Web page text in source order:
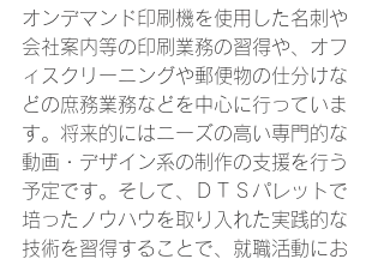
オンデマンド印刷機を使用した名刺や
会社案内等の印刷業務の習得や、オフ
ィスクリーニングや郵便物の仕分けな
どの庶務業務などを中心に行っていま
す。将来的にはニーズの高い専門的な
動画・デザイン系の制作の支援を行う
予定です。そして、ＤＴＳパレットで
培ったノウハウを取り入れた実践的な
技術を習得することで、就職活動にお